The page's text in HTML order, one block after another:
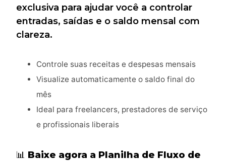
exclusiva para ajudar você a controlar
entradas, saídas e o saldo mensal com
clareza.
Controle suas receitas e despesas mensais
Visualize automaticamente o saldo final do
mês
Ideal para freelancers, prestadores de serviço
e profissionais liberais
📊 Baixe agora a Planilha de Fluxo de